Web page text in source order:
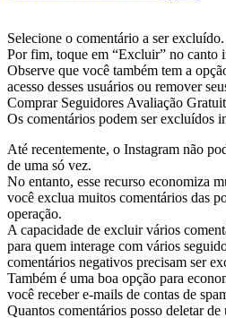
Selecione o comentário a ser excluído.
Por fim, toque em “Excluir” no canto
Observe que você também tem a
acesso desses usuários ou remover
Comprar Seguidores Avaliação
Os comentários podem ser excluídos
Até recentemente, o Instagram não
de uma só vez.
No entanto, esse recurso economiza
você exclua muitos comentários das
operação.
A capacidade de excluir vários
para quem interage com vários
comentários negativos precisam ser
Também é uma boa opção para
você receber e-mails de contas de
Quantos comentários posso deletar de